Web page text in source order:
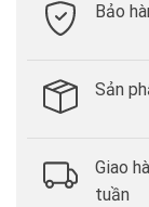
Bảo
Sản
Giao
tuần